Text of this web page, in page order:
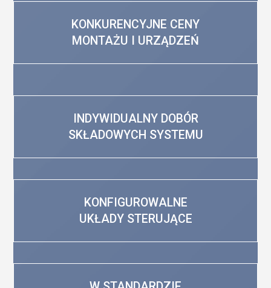
KONKURENCYJNE CENY
MONTAŻU I URZĄDZEŃ
INDYWIDUALNY DOBÓR
SKŁADOWYCH SYSTEMU
KONFIGUROWALNE
UKŁADY STERUJĄCE